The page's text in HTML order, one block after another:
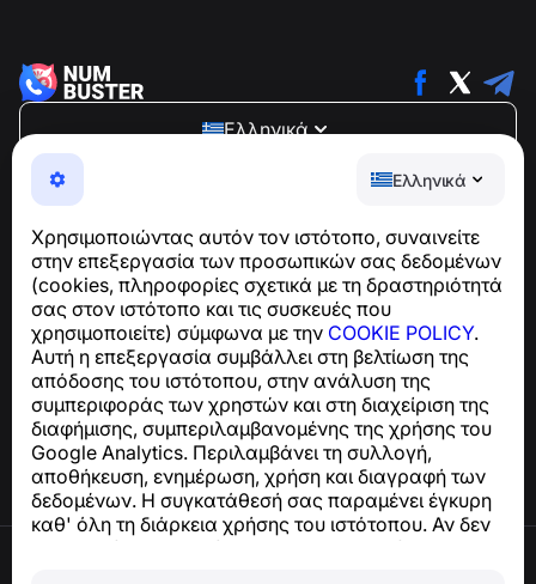
Ελληνικά
Χρησιμοποιώντας αυτόν τον ιστότοπο, συναινείτε
στην επεξεργασία των προσωπικών σας δεδομένων
(cookies, πληροφορίες σχετικά με τη δραστηριότητά
σας στον ιστότοπο και τις συσκευές που
χρησιμοποιείτε) σύμφωνα με την COOKIE POLICY.
Αυτή η επεξεργασία συμβάλλει στη βελτίωση της
απόδοσης του ιστότοπου, στην ανάλυση της
συμπεριφοράς των χρηστών και στη διαχείριση της
διαφήμισης, συμπεριλαμβανομένης της χρήσης του
Google Analytics. Περιλαμβάνει τη συλλογή,
αποθήκευση, ενημέρωση, χρήση και διαγραφή των
δεδομένων. Η συγκατάθεσή σας παραμένει έγκυρη
καθ' όλη τη διάρκεια χρήσης του ιστότοπου. Αν δεν
συμφωνείτε, σταματήστε να χρησιμοποιείτε τον
Ελληνικά
NumBuster © 2013—2026 ·
support@numbuster.com
Μια εύχρηστη εφαρμογή που σας προστατεύει από
Για ερωτήσεις σχετικά με τη συμμόρφωση με το GDPR:
support@numbuster.com
Κέντρο βοήθειας
Ειδήσεις και Άρθρα
Σχετικά με το έργο
Επαφές